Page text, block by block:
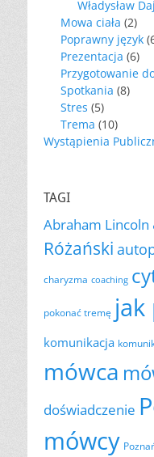
Władysław
Mowa ciała (2)
Poprawny język
Prezentacja (6)
Przygotowanie
Spotkania (8)
Stres (5)
Trema (10)
Wystąpienia
TAGI
Abraham Lincoln
Różański
charyzma coaching
pokonać tremę jak
komunikacja
mówca
doświadczenie
mówcy